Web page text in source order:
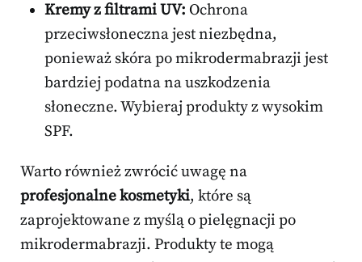
Kremy z filtrami UV: Ochrona
przeciwsłoneczna jest niezbędna,
ponieważ skóra po mikrodermabrazji jest
bardziej podatna na uszkodzenia
słoneczne. Wybieraj produkty z wysokim
SPF.
Warto również zwrócić uwagę na
profesjonalne kosmetyki, które są
zaprojektowane z myślą o pielęgnacji po
mikrodermabrazji. Produkty te mogą